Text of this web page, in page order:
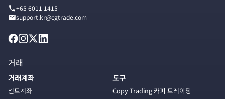
+65 6011 1415
support.kr@cgtrade.com
거래
거래계좌
센트계좌
도구
Copy Trading 카피 트레이딩